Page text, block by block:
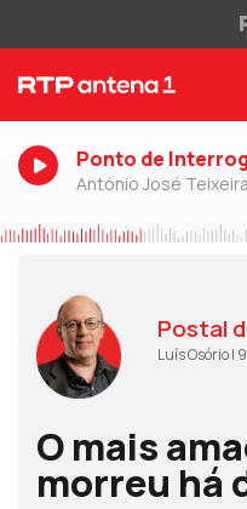
Ponto de
António José Teixeira
Postal
Luís Osório |
O mais
morreu há